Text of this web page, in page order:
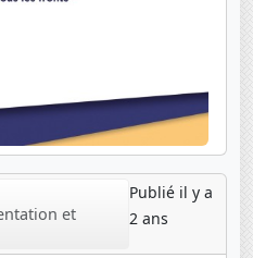
et
Publié il y a
2 ans